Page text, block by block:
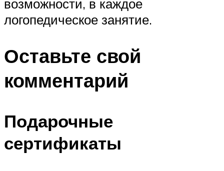
возможности, в каждое
логопедическое занятие.
Оставьте свой
комментарий
Подарочные
сертификаты